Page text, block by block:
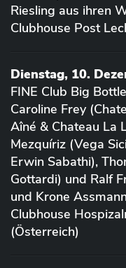
Riesling aus ihren
Clubhouse Post
Dienstag, 10.
FINE Club Big
Caroline Frey
Aîné & Chateau La
Mezquíriz (Vega
Erwin Sabathi),
Gottardi) und Ralf
und Krone
Clubhouse
(Österreich)